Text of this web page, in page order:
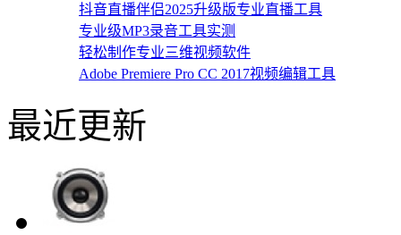
抖音直播伴侣2025升级版专业直播工具
专业级MP3录音工具实测
轻松制作专业三维视频软件
Adobe Premiere Pro CC 2017视频编辑工具
最近更新